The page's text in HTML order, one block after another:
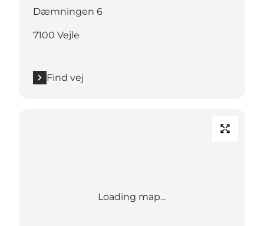
Dæmningen 6
7100 Vejle
Find vej
Loading map...